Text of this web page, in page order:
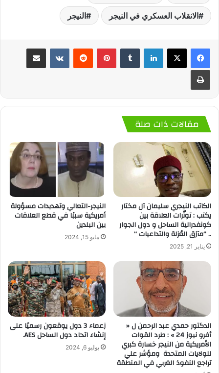
الانقلاب العسكري في النيجر النيجر
لينكدإن بينتيريست
مقالات ذات صلة
الكاتب النيجري سليمان آل مختار
يكتب : توتّرات العلاقة بين
كونفدرالية الساحل و دول الجوار
.. “مآزق العُزلة والتداعيات “
يناير 21, 2025
النيجر-التعالي وتهديدات مسؤولة
أمريكية سببًا في قطع العلاقات
بين البلدين
مايو 15, 2024
الدكتور حمدي عبد الرحمن ل «
أفرو نيوز 24 » : طرد القوات
الأمريكية من النيجر خسارة كبري
للولايات المتحدة ومؤشر علي
تراجع النفوذ الغربي في المنطقة
زعماء 3 دول يوقعون رسميًا على
إنشاء اتحاد دول الساحل AES.
يوليو 6, 2024